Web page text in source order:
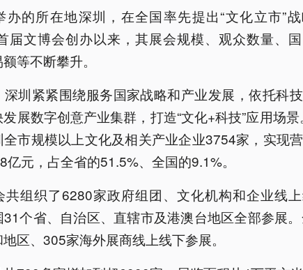
办的所在地深圳，在全国率先提出“文化立市”
届文博会创办以来，其展会规模、观众数量、
等不断攀升。
深圳紧紧围绕服务国家战略和产业发展，依托科
展数字创意产业集群，打造“文化+科技”应用场
市规模以上文化及相关产业企业3754家，实现
亿元，占全省的51.5%、全国的9.1%。
共组织了6280家政府组团、文化机构和企业线
31个省、自治区、直辖市及港澳台地区全部参展
区、305家海外展商线上线下参展。